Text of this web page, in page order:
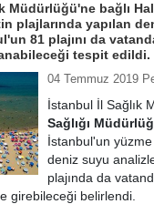
Müdürlüğü'ne bağlı
plajlarında yapılan
81 plajını da
tespit edildi.
04 Temmuz 2019
İstanbul İl Sağlık
Sağlığı
İstanbul'un yüzme
deniz suyu
plajında da
girebileceği belirlendi.